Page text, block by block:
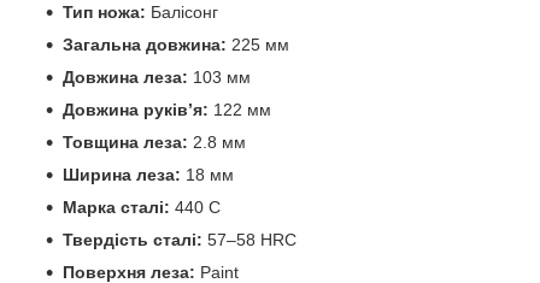
Тип ножа: Балісонг
Загальна довжина: 225 мм
Довжина леза: 103 мм
Довжина руків’я: 122 мм
Товщина леза: 2.8 мм
Ширина леза: 18 мм
Марка сталі: 440 C
Твердість сталі: 57–58 HRC
Поверхня леза: Paint